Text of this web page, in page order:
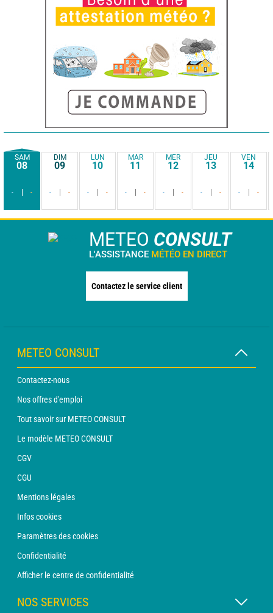
SAM
08
- -
DIM
09
- -
LUN
10
- -
MAR
11
- -
MER
12
- -
JEU
13
- -
VEN
14
- -
METEO CONSULT
L'ASSISTANCE MÉTÉO EN DIRECT
Contactez le service client
METEO CONSULT
Contactez-nous
Nos offres d'emploi
Tout savoir sur METEO CONSULT
Le modèle METEO CONSULT
CGV
CGU
Mentions légales
Infos cookies
Paramètres des cookies
Confidentialité
Afficher le centre de confidentialité
NOS SERVICES